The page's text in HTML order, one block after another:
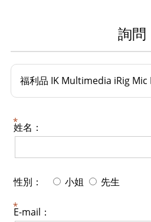
詢問
福利品 IK Multimedia iRig Mic
姓名：
性別： 小姐 先生
E-mail：